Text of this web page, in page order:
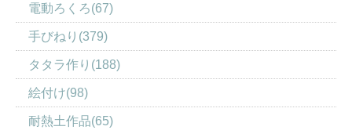
電動ろくろ(67)
手びねり(379)
タタラ作り(188)
絵付け(98)
耐熱土作品(65)